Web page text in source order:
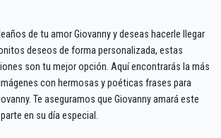
de tu amor Giovanny y deseas hacerle llegar
deseos de forma personalizada, estas
son tu mejor opción. Aquí encontrarás la más
con hermosas y poéticas frases para
Te aseguramos que Giovanny amará este
en su día especial.